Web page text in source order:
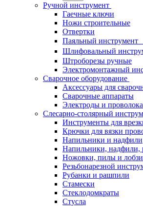
Ручной инструмент
Гаечные ключи
Ножи строительные
Отвертки
Паяльный инструмент
Шлифовальный
Штроборезы ручные
Электромонтажный
Сварочное оборудование
Аксессуары для
Сварочные аппараты
Электроды и
Слесарно-столярный
Инструменты для
Крючки для вязки
Напильники и надфили
Напильники, надфили,
Ножовки, пилы и
Резьбонарезной
Рубанки и рашпили
Стамески
Стеклодомкраты
Стусла